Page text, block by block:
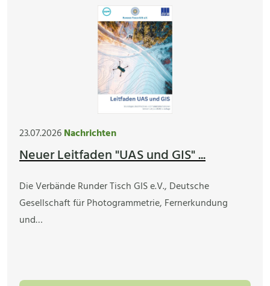
23.07.2026Nachrichten
Neuer Leitfaden "UAS und GIS" ...
Die Verbände Runder Tisch GIS e.V., Deutsche
Gesellschaft für Photogrammetrie, Fernerkundung
und…